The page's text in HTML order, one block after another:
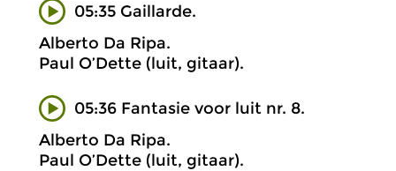
05:35 Gaillarde.
Alberto Da Ripa.
Paul O’Dette (luit, gitaar).
05:36 Fantasie voor luit nr. 8.
Alberto Da Ripa.
Paul O’Dette (luit, gitaar).